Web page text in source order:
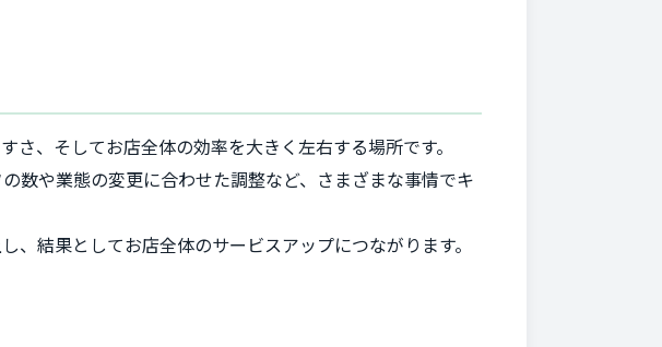
、そしてお店全体の効率を大きく左右する場所です。
数や業態の変更に合わせた調整など、さまざまな事情でキ
結果としてお店全体のサービスアップにつながります。